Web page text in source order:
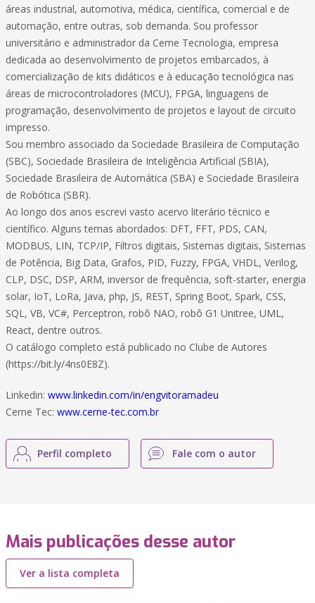
áreas industrial, automotiva, médica, científica, comercial e de
automação, entre outras, sob demanda. Sou professor
universitário e administrador da Cerne Tecnologia, empresa
dedicada ao desenvolvimento de projetos embarcados, à
comercialização de kits didáticos e à educação tecnológica nas
áreas de microcontroladores (MCU), FPGA, linguagens de
programação, desenvolvimento de projetos e layout de circuito
impresso.
Sou membro associado da Sociedade Brasileira de Computação
(SBC), Sociedade Brasileira de Inteligência Artificial (SBIA),
Sociedade Brasileira de Automática (SBA) e Sociedade Brasileira
de Robótica (SBR).
Ao longo dos anos escrevi vasto acervo literário técnico e
científico. Alguns temas abordados: DFT, FFT, PDS, CAN,
MODBUS, LIN, TCP/IP, Filtros digitais, Sistemas digitais, Sistemas
de Potência, Big Data, Grafos, PID, Fuzzy, FPGA, VHDL, Verilog,
CLP, DSC, DSP, ARM, inversor de frequência, soft-starter, energia
solar, IoT, LoRa, Java, php, JS, REST, Spring Boot, Spark, CSS,
SQL, VB, VC#, Perceptron, robô NAO, robô G1 Unitree, UML,
React, dentre outros.
O catálogo completo está publicado no Clube de Autores
(https://bit.ly/4ns0E8Z).
Linkedin: www.linkedin.com/in/engvitoramadeu
Cerne Tec: www.cerne-tec.com.br
Perfil completo Fale com o autor
Mais publicações desse autor
Ver a lista completa